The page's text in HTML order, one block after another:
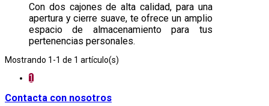
Con dos cajones de alta calidad, para una
apertura y cierre suave, te ofrece un amplio
espacio de almacenamiento para tus
pertenencias personales.
Mostrando 1-1 de 1 artículo(s)
1
Contacta con nosotros